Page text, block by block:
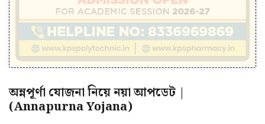
অন্নপূর্ণা যোজনা নিয়ে নয়া আপডেট |
(Annapurna Yojana)